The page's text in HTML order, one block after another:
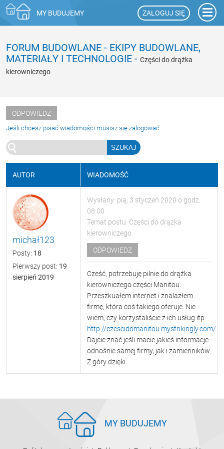
MY BUDUJEMY ZALOGUJ SIĘ
FORUM BUDOWLANE - EKIPY BUDOWLANE,
MATERIAŁY I TECHNOLOGIE - Części do drążka
kierowniczego
ODPOWIEDZ
Jeśli chcesz pisać wiadomości musisz się zalogować.
AUTOR WIADOMOŚĆ
michał123
Posty: 18
Pierwszy post: 19
sierpień 2019
Wysłany: pią, 3 styczeń 2020 o godz.
08:00
Temat postu: Części do drążka
kierowniczego
ODPOWIEDZ
Cześć, potrzebuję pilnie do drążka
kierowniczego części Manitou.
Przeszkuałem internet i znalazłem
firmę, która coś takiego oferuje. Nie
wiem, czy korzystaliście z ich usług itp.
http://czescidomanitou.mystrikingly.com/
Dajcie znać jeśli macie jakieś informacje
odnośnie samej firmy, jak i zamienników.
Z góry dzięki.
MY BUDUJEMY